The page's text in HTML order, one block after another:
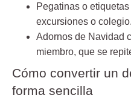
Pegatinas o
excursiones o colegio.
Adornos de Navidad
miembro, que se
Cómo convertir un
forma sencilla